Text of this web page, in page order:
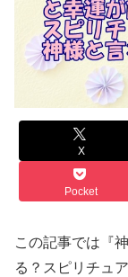
X
Pocket
この記事では『
る？ スピリチュ